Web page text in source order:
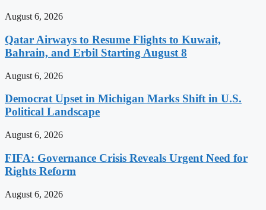
August 6, 2026
Qatar Airways to Resume Flights to Kuwait,
Bahrain, and Erbil Starting August 8
August 6, 2026
Democrat Upset in Michigan Marks Shift in U.S.
Political Landscape
August 6, 2026
FIFA: Governance Crisis Reveals Urgent Need for
Rights Reform
August 6, 2026